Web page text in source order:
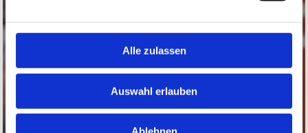
Alle zulassen
Auswahl erlauben